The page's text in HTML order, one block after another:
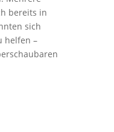
bereits in
sich
helfen –